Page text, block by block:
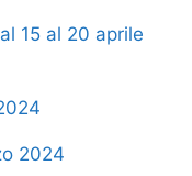
15 al 20 aprile
2024